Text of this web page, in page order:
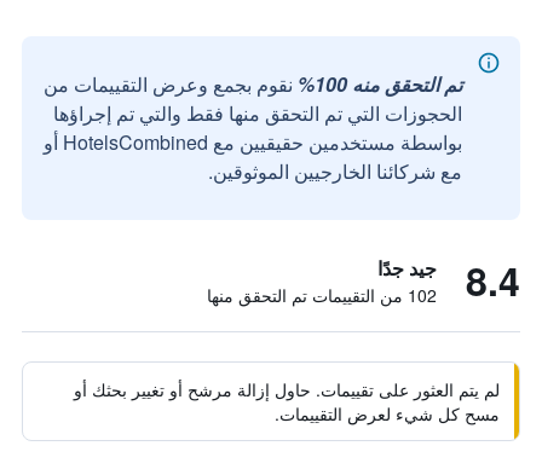
تم التحقق منه 100%
نقوم بجمع وعرض التقييمات من
الحجوزات التي تم التحقق منها فقط والتي تم إجراؤها
بواسطة مستخدمين حقيقيين مع HotelsCombined أو
مع شركائنا الخارجيين الموثوقين.
8.4 جيد جدًا
102 من التقييمات تم التحقق منها
لم يتم العثور على تقييمات. حاول إزالة مرشح أو تغيير بحثك أو
مسح كل شيء لعرض التقييمات.